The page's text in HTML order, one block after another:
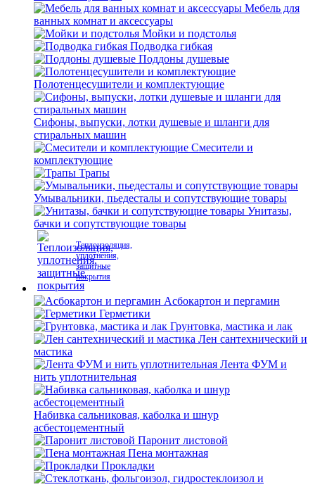
Мебель для
ванных комнат и аксессуары
Мойки и подстолья
Подводка гибкая
Поддоны душевые
Полотенцесушители и комплектующие
Сифоны, выпуски, лотки душевые и шланги для
стиральных машин
Смесители и
комплектующие
Трапы
Умывальники, пьедесталы и сопутствующие товары
Унитазы,
бачки и сопутствующие товары
Теплоизоляция,
уплотнения,
защитные
покрытия
Асбокартон и пергамин
Герметики
Грунтовка, мастика и лак
Лен сантехнический и
мастика
Лента ФУМ и
нить уплотнительная
Набивка сальниковая, каболка и шнур
асбестоцементный
Паронит листовой
Пена монтажная
Прокладки